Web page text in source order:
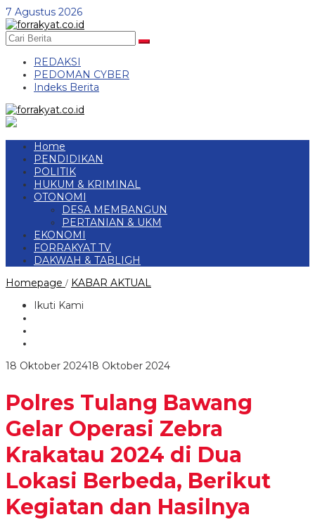
Skip
to
content
7 Agustus 2026
REDAKSI
PEDOMAN CYBER
Indeks Berita
Home
PENDIDIKAN
POLITIK
HUKUM & KRIMINAL
OTONOMI
DESA MEMBANGUN
PERTANIAN & UKM
EKONOMI
FORRAKYAT TV
DAKWAH & TABLIGH
Homepage / KABAR AKTUAL
2024
di
Lokasi
Berbeda,
Berikut
Kegiatan
dan
Hasilnya
Ikuti Kami
18 Oktober 202418 Oktober 2024oleh
Polres Tulang Bawang
Gelar Operasi Zebra
Krakatau 2024 di Dua
Lokasi Berbeda, Berikut
Kegiatan dan Hasilnya